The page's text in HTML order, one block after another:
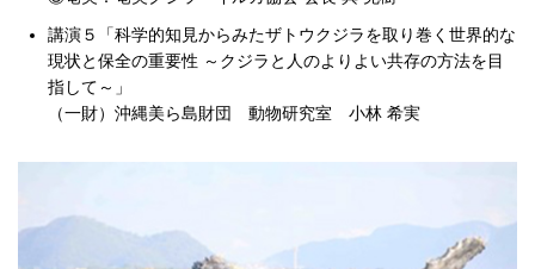
講演５「科学的知見からみたザトウクジラを取り巻く世界的な
現状と保全の重要性 ～クジラと人のよりよい共存の方法を目
指して～」
（一財）沖縄美ら島財団 動物研究室 小林 希実